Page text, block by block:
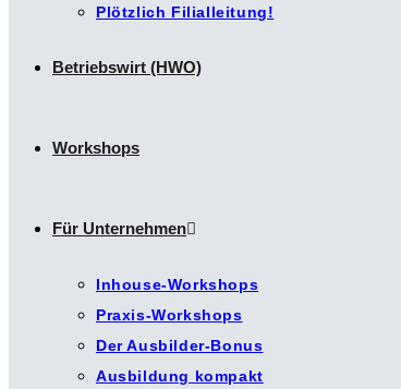
Plötzlich Filialleitung!
Betriebswirt (HWO)
Workshops
Für Unternehmen
Inhouse-Workshops
Praxis-Workshops
Der Ausbilder-Bonus
Ausbildung kompakt